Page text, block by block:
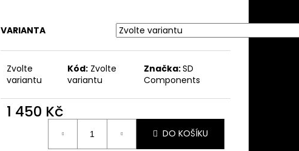
VARIANTA
Zvolte
variantu
Kód: Zvolte
variantu
Značka:SD
Components
1 450 Kč
DO KOŠÍKU